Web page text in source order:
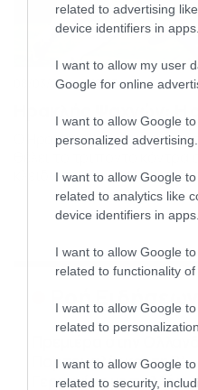
related to advertising
device identifiers in apps.
I want to allow my user
Google for online
I want to allow Google
personalized advertising.
I want to allow Google
related to analytics like
device identifiers in apps.
I want to allow Google
related to functionality
I want to allow Google
related to personalization.
I want to allow Google
related to security,
08/03/2014 18:37
Ηρακλής Ψαχνών: Η
Ο Ηρακλής Ψαχνών με την
κλειδώσει την είσοδο
15:00). Τα έργα στο
Σταδίου Ψαχνών
μετακινήσεις στη γύρω
Ροή Ειδήσεων
Πορτογαλία και τη Β’
Γερμανίας με πολλές